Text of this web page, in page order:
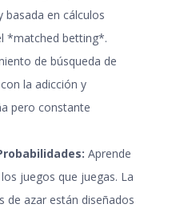
basada en cálculos
*matched betting*.
de búsqueda de
la adicción y
pero constante
Aprende
juegos que juegas. La
de azar están diseñados